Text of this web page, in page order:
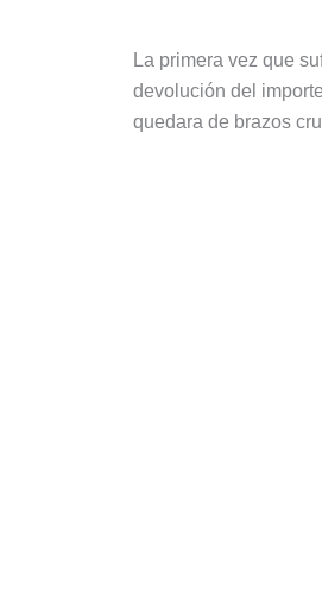
La primera vez que
devolución del
quedara de brazos